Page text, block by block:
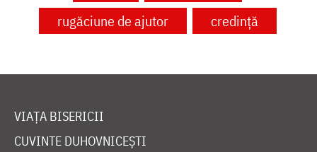
rugăciune de ajutor
credință
VIAȚA BISERICII
CUVINTE DUHOVNICEȘTI